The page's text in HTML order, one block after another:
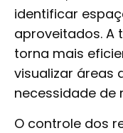
identificar
aproveitados. A
torna mais
visualizar áreas
necessidade de
O controle dos